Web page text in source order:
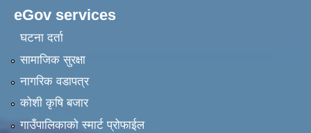
eGov services
घटना दर्ता
सामाजिक सुरक्षा
नागरिक वडापत्र
कोशी कृषि बजार
गाउँपालिकाको स्मार्ट प्रोफाईल